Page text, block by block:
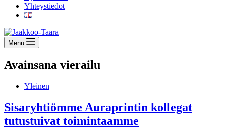
Yhteystiedot
Menu
Avainsana vierailu
Yleinen
Sisaryhtiömme Auraprintin kollegat
tutustuivat toimintaamme